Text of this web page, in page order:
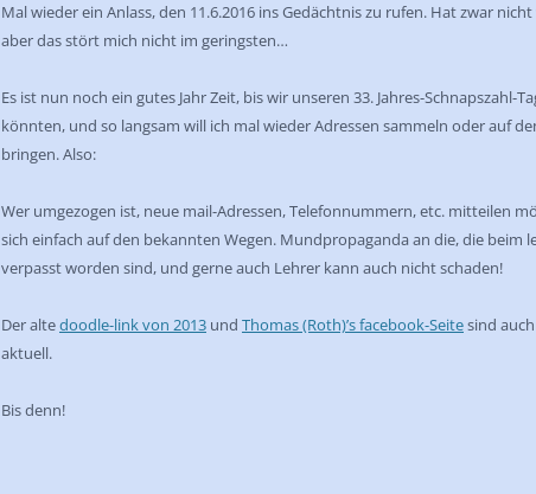
Mal wieder ein Anlass, den 11.6.2016 ins Gedächtnis zu rufen. Hat zwar
aber das stört mich nicht im geringsten…
Es ist nun noch ein gutes Jahr Zeit, bis wir unseren 33. Jahres-Schnapszahl-
könnten, und so langsam will ich mal wieder Adressen sammeln oder auf
bringen. Also:
Wer umgezogen ist, neue mail-Adressen, Telefonnummern, etc. mitteilen
sich einfach auf den bekannten Wegen. Mundpropaganda an die, die beim
verpasst worden sind, und gerne auch Lehrer kann auch nicht schaden!
Der altedoodle-link von 2013 und Thomas (Roth)’s facebook-Seitesind
aktuell.
Bis denn!